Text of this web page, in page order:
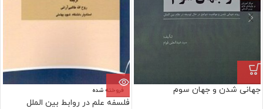
جهانی شدن و جهان سوم فروخته شده
فلسفه علم در روابط بین الملل